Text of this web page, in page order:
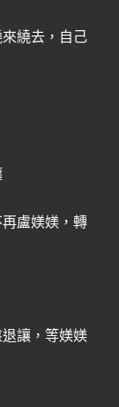
繞去，自己
盧媄媄，轉
讓，等媄媄